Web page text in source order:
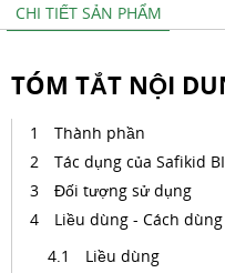
CHI TIẾT SẢN PHẨM
TÓM TẮT NỘI
Thành phần
Tác dụng của Safikid
Đối tượng sử dụng
Liều dùng - Cách
Liều dùng